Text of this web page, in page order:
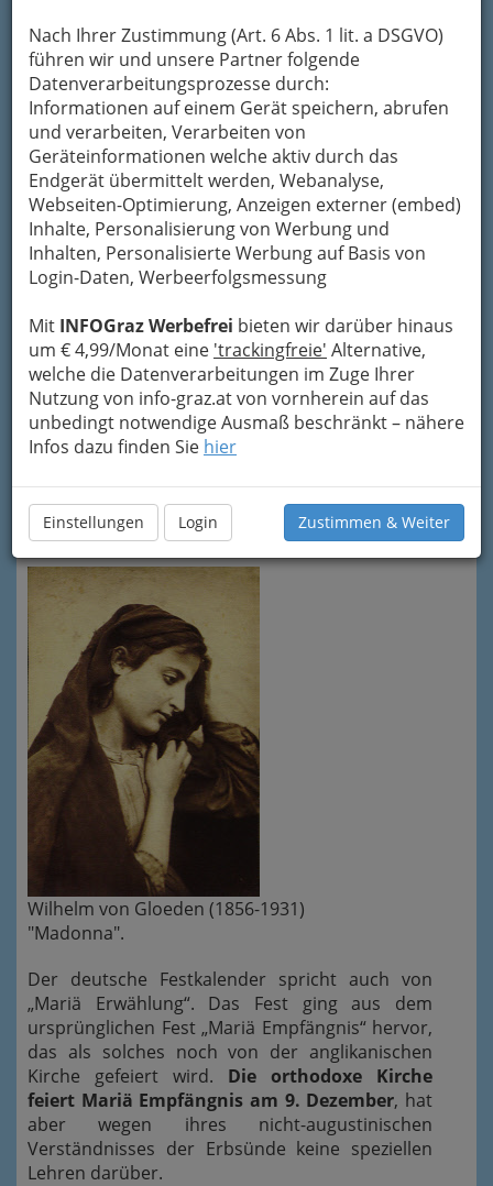
Nach Ihrer Zustimmung (Art. 6 Abs. 1 lit. a DSGVO)
führen wir und unsere Partner folgende
Datenverarbeitungsprozesse durch:
Informationen auf einem Gerät speichern, abrufen
und verarbeiten, Verarbeiten von
Geräteinformationen welche aktiv durch das
Endgerät übermittelt werden, Webanalyse,
Webseiten-Optimierung, Anzeigen externer (embed)
Inhalte, Personalisierung von Werbung und
Inhalten, Personalisierte Werbung auf Basis von
Login-Daten, Werbeerfolgsmessung
Mit INFOGraz Werbefrei bieten wir darüber hinaus
um € 4,99/Monat eine 'trackingfreie' Alternative,
welche die Datenverarbeitungen im Zuge Ihrer
Nutzung von info-graz.at von vornherein auf das
unbedingt notwendige Ausmaß beschränkt – nähere
Infos dazu finden Sie hier
Einstellungen Login Zustimmen & Weiter
Empfängnis(lat. immaculata conceptio) ist ein
römisch-katholisches Glaubensdogma, das nicht
mit der Jungfrauengeburt verwechselt werden
darf. Ein eigenes kirchliches Fest, das der
Erwählung Marias im Mutterleib gedenkt, lässt
sich bereits im 9. Jahrhundert nachweisen. Nach
der Lehre von der Unbefleckten Empfängnis
wurde dieGottesmutter Maria von jedem
Makel der Erbsünde bewahrt , jedoch auf
natürliche Weise von ihrer Mutter empfangen
und geboren. Damit errettete Gott Maria vom
allerersten Augenblick ihres Lebens an vor der
Macht der Sünde.
Die römisch-katholische Kirche begeht in der
Adventszeit,neun Monate vor dem Fest der
Geburt Mariens (8. September)
feiert. Der vollständige Titel des Festes lautet:
„Hochfest der ohne Erbsünde empfangenen
Jungfrau und Gottesmutter Maria“.
Wilhelm von Gloeden (1856-1931)
"Madonna".
Der deutsche Festkalender spricht auch von
„Mariä Erwählung“. Das Fest ging aus dem
ursprünglichen Fest „Mariä Empfängnis“ hervor,
das als solches noch von der anglikanischen
Kirche gefeiert wird. Die orthodoxe Kirche
feiert Mariä Empfängnis am 9. Dezember, hat
aber wegen ihres nicht-augustinischen
Verständnisses der Erbsünde keine speziellen
Lehren darüber.